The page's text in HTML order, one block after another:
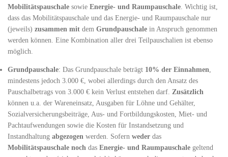
Mobilitätspauschale sowie Energie- und Raumpauschale . Wichtig ist,
dass das Mobilitätspauschale und das Energie- und Raumpauschale nur
(jeweils) zusammen mit dem Grundpauschale in Anspruch genommen
werden können. Eine Kombination aller drei Teilpauschalien ist ebenso
möglich.
Grundpauschale: Das Grundpauschale beträgt 10% der Einnahmen
mindestens jedoch 3.000 €, wobei allerdings durch den Ansatz des
Pauschalbetrags von 3.000 € kein Verlust entstehen darf. Zusätzlich
können u.a. der Wareneinsatz, Ausgaben für Löhne und Gehälter,
Sozialversicherungsbeiträge, Aus- und Fortbildungskosten, Miet- und
Pachtaufwendungen sowie die Kosten für Instandsetzung und
Instandhaltung abgezogen werden. Sofern weder das
Mobilitätspauschale noch das Energie- und Raumpauschale geltend